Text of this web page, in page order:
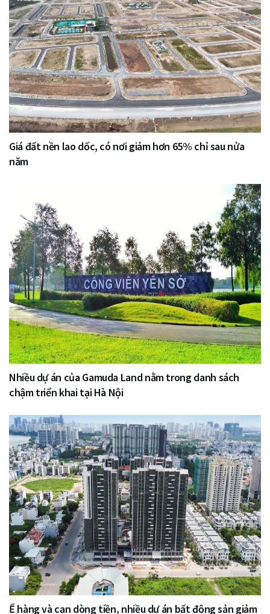
Giá đất nền lao dốc, có nơi giảm hơn 65% chỉ sau nửa
năm
Nhiều dự án của Gamuda Land nằm trong danh sách
chậm triển khai tại Hà Nội
Ế hàng và cạn dòng tiền, nhiều dự án bất động sản giảm